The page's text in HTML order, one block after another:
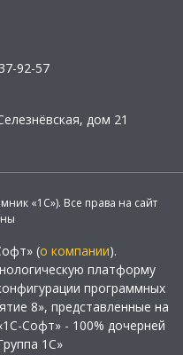
92-57
дом 21
«1С»). Все права на сайт
(о компании).
платформу
программных
8», представленные на
Софт» - 100% дочерней
1С»